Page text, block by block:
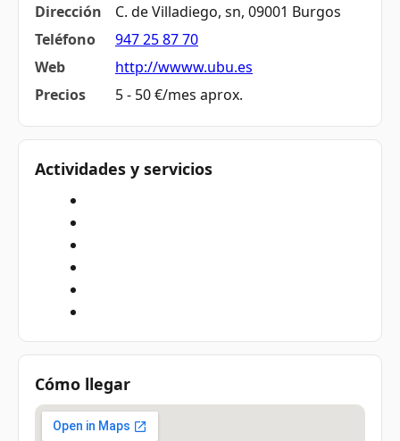
Dirección
C. de Villadiego, sn, 09001 Burgos
Teléfono
947 25 87 70
Web
http://wwww.ubu.es
Precios
5 - 50 €/mes aprox.
Actividades y servicios
Cómo llegar